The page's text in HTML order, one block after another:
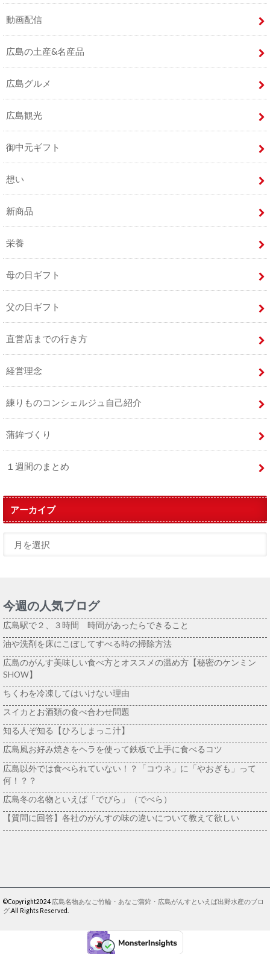
動画配信
広島の土産&名産品
広島グルメ
広島観光
御中元ギフト
想い
新商品
栄養
母の日ギフト
父の日ギフト
直営店までの行き方
経営理念
練りものコンシェルジュ自己紹介
蒲鉾づくり
１週間のまとめ
アーカイブ
今週の人気ブログ
広島駅で２、３時間 時間があったらできること
油や洗剤を床にこぼしてすべる時の掃除方法
広島のがんす美味しい食べ方とオススメの温め方【秘密のケンミン
SHOW】
ちくわを冷凍してはいけない理由
スイカとお酒類の食べ合わせ問題
知る人ぞ知る【ひろしまっこ汁】
広島風お好み焼きをヘラを使って鉄板で上手に食べるコツ
広島以外では食べられていない！？「コウネ」に「やおぎも」って
何！？？
広島冬の名物といえば「でびら」（でべら）
【質問に回答】各社のがんすの味の違いについて教えて欲しい
©Copyright2024 広島名物あなご竹輪・あなご蒲鉾・広島がんすといえば出野水産のブロ
グ.All Rights Reserved.